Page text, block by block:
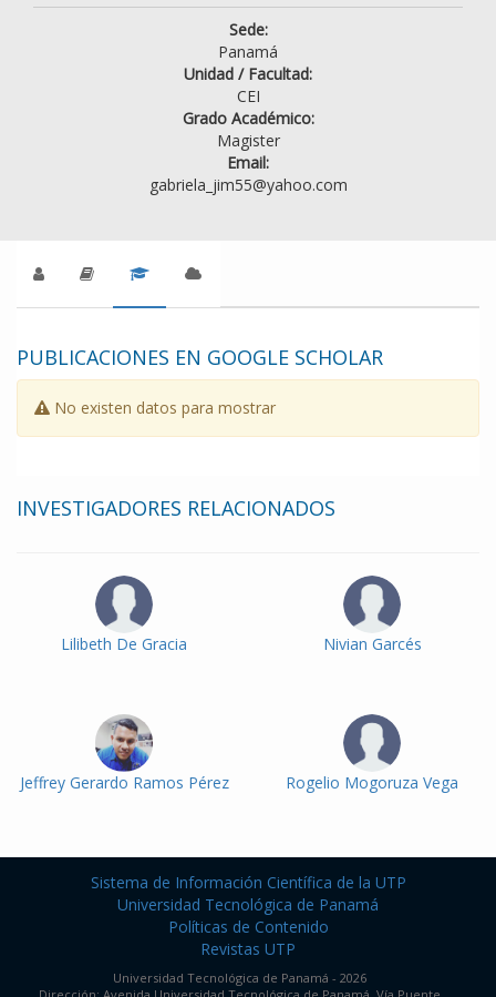
Sede:
Panamá
Unidad / Facultad:
CEI
Grado Académico:
Magister
Email:
gabriela_jim55@yahoo.com
PUBLICACIONES EN GOOGLE SCHOLAR
No existen datos para mostrar
INVESTIGADORES RELACIONADOS
Lilibeth De Gracia Nivian Garcés
Jeffrey Gerardo Ramos Pérez Rogelio Mogoruza Vega
Sistema de Información Científica de la UTP
Universidad Tecnológica de Panamá
Políticas de Contenido
Revistas UTP
Universidad Tecnológica de Panamá - 2026